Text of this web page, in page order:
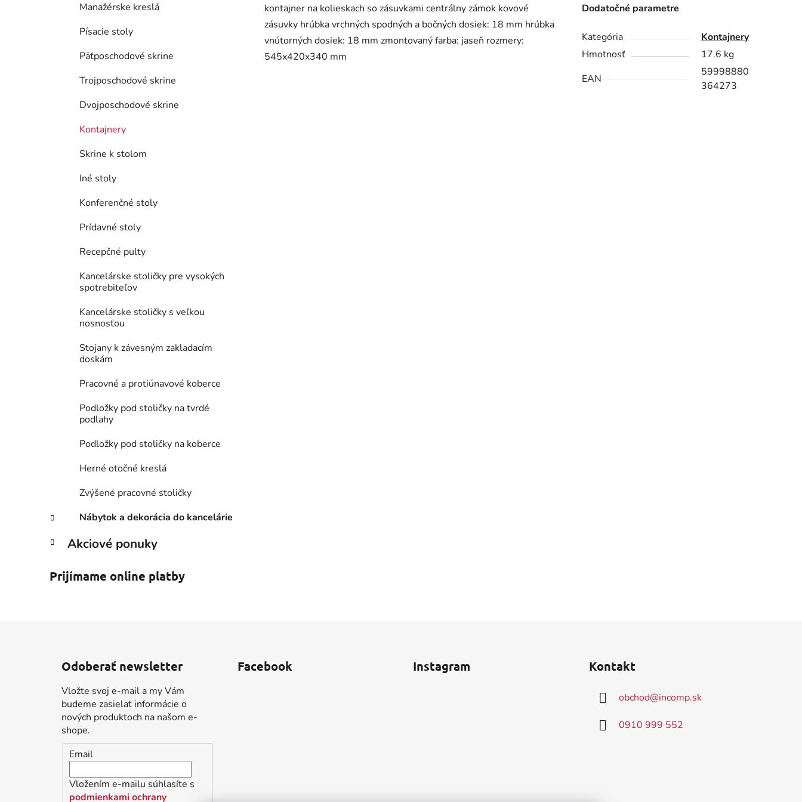
Manažérske kreslá
Písacie stoly
Päťposchodové skrine
Trojposchodové skrine
Dvojposchodové skrine
Kontajnery
Skrine k stolom
Iné stoly
Konferenčné stoly
Prídavné stoly
Recepčné pulty
Kancelárske stoličky pre vysokých
spotrebiteľov
Kancelárske stoličky s veľkou
nosnosťou
Stojany k závesným zakladacím
doskám
Pracovné a protiúnavové koberce
Podložky pod stoličky na tvrdé
podlahy
Podložky pod stoličky na koberce
Herné otočné kreslá
Zvýšené pracovné stoličky
Nábytok a dekorácia do kancelárie
Akciové ponuky
Prijímame online platby
kontajner na kolieskach so zásuvkami centrálny zámok kovové
zásuvky hrúbka vrchných spodných a bočných dosiek: 18 mm hrúbka
vnútorných dosiek: 18 mm zmontovaný farba: jaseň rozmery:
545x420x340 mm
Dodatočné parametre
Kategória
Kontajnery
Hmotnosť
17.6 kg
EAN
59998880
364273
Odoberať newsletter
Vložte svoj e-mail a my Vám
budeme zasielať informácie o
nových produktoch na našom e-
shope.
Email
Vložením e-mailu súhlasíte s
podmienkami ochrany
Facebook Instagram Kontakt
obchod@incomp.sk
0910 999 552